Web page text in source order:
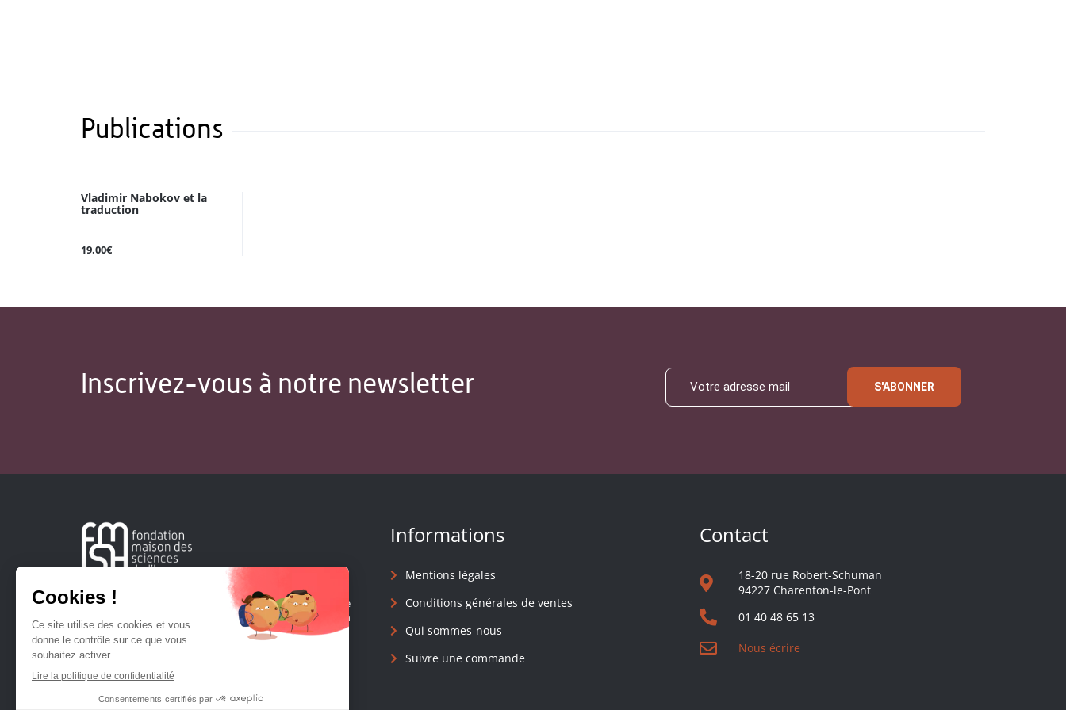
Publications
Vladimir Nabokov et la
traduction
19.00€
Inscrivez-vous à notre newsletter S'ABONNER
Créée en 1963, la Fondation Maison Sciences de l'Homme
soutient la recherche et la diffusion des connaissances en
sciences humaines et sociales.
Informations
Mentions légales
Conditions générales de ventes
Qui sommes-nous
Suivre une commande
Contact
18-20 rue Robert-Schuman
94227 Charenton-le-Pont
01 40 48 65 13
Nous écrire